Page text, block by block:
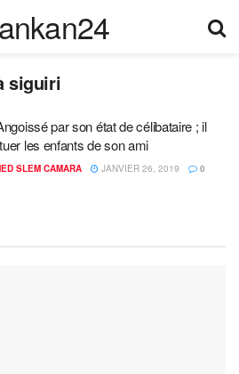
siguiri
par son état de célibataire ; il
les enfants de son ami
SLEM CAMARA JANVIER 26, 2019 0